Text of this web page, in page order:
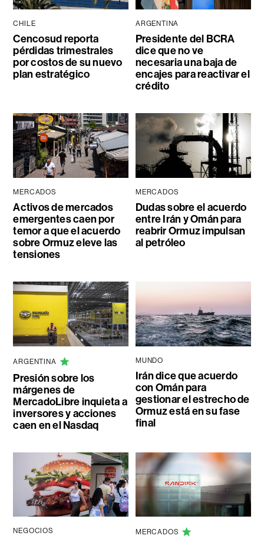
CHILE
Cencosud reporta
pérdidas trimestrales
por costos de su nuevo
plan estratégico
ARGENTINA
Presidente del BCRA
dice que no ve
necesaria una baja de
encajes para reactivar el
crédito
MERCADOS
Activos de mercados
emergentes caen por
temor a que el acuerdo
sobre Ormuz eleve las
tensiones
MERCADOS
Dudas sobre el acuerdo
entre Irán y Omán para
reabrir Ormuz impulsan
al petróleo
ARGENTINA
Presión sobre los
márgenes de
MercadoLibre inquieta a
inversores y acciones
caen en el Nasdaq
MUNDO
Irán dice que acuerdo
con Omán para
gestionar el estrecho de
Ormuz está en su fase
final
NEGOCIOS MERCADOS